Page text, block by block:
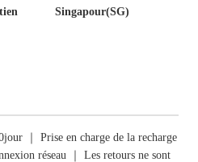
Singapour(SG)
｜ Prise en charge de la recharge
réseau ｜ Les retours ne sont